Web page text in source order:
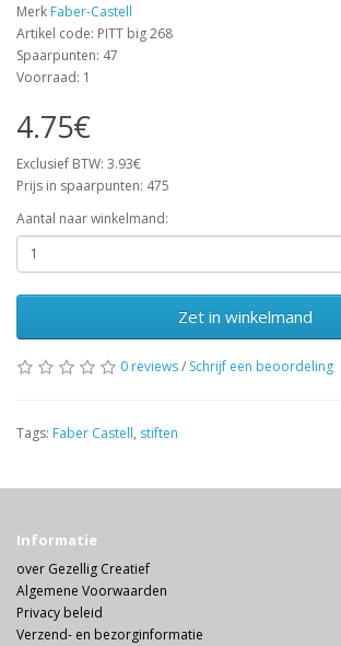
Merk Faber-Castell
Artikel code: PITT big 268
Spaarpunten: 47
Voorraad: 1
4.75€
Exclusief BTW: 3.93€
Prijs in spaarpunten: 475
Aantal naar winkelmand:
Zet in winkelmand
0 reviews/ Schrijf een beoordeling
Tags: Faber Castell, stiften
Informatie
over Gezellig Creatief
Algemene Voorwaarden
Privacy beleid
Verzend- en bezorginformatie